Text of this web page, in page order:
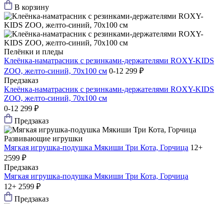
В корзину
Пелёнки и пледы
Клеёнка-наматрасник с резинками-держателями ROXY-KIDS
ZOO, желто-синий, 70х100 см 0-12 299 ₽
Предзаказ
Клеёнка-наматрасник с резинками-держателями ROXY-KIDS
ZOO, желто-синий, 70х100 см
0-12 299 ₽
Предзаказ
Развивающие игрушки
Мягкая игрушка-подушка Мякиши Три Кота, Горчица 12+
2599 ₽
Предзаказ
Мягкая игрушка-подушка Мякиши Три Кота, Горчица
12+ 2599 ₽
Предзаказ